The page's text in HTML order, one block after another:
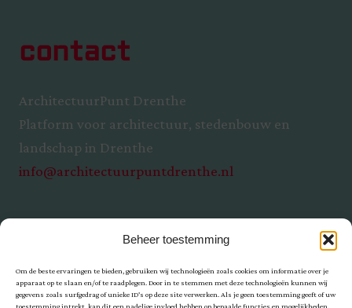
Beheer toestemming
Om de beste ervaringen te bieden, gebruiken wij technologieën zoals cookies om informatie over je
apparaat op te slaan en/of te raadplegen. Door in te stemmen met deze technologieën kunnen wij
gegevens zoals surfgedrag of unieke ID's op deze site verwerken. Als je geen toestemming geeft of uw
toestemming intrekt, kan dit een nadelige invloed hebben op bepaalde functies en mogelijkheden.
contact
ArchitectuurPunt Drenthe
Platform voor architectuur, stedenbouw en
landschap in Drenthe
info@architectuurpuntdrenthe.nl